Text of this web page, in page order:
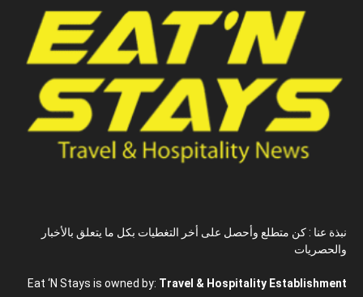
نبذة عنا : كن متطلع وأحصل على أخر التغطيات بكل ما يتعلق بالأخبار
والحصريات
Eat ‘N Stays is owned by: Travel & Hospitality Establishment